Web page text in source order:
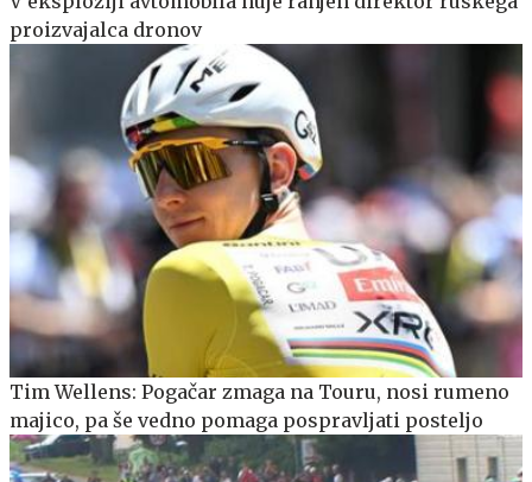
proizvajalca dronov
Tim Wellens: Pogačar zmaga na Touru, nosi rumeno
majico, pa še vedno pomaga pospravljati posteljo